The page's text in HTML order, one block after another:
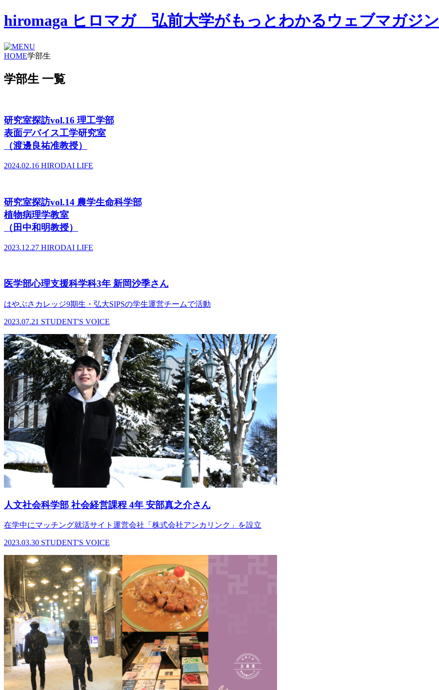
hiromaga ヒロマガ 弘前大学がもっとわかるウェブマガジン
HOME学部生
学部生 一覧
研究室探訪vol.16 理工学部
表面デバイス工学研究室
（渡邊良祐准教授）
2024.02.16 HIRODAI LIFE
研究室探訪vol.14 農学生命科学部
植物病理学教室
（田中和明教授）
2023.12.27 HIRODAI LIFE
医学部心理支援科学科3年 新岡沙季さん
はやぶさカレッジ9期生・弘大SIPSの学生運営チームで活動
2023.07.21 STUDENT'S VOICE
人文社会科学部 社会経営課程 4年 安部真之介さん
在学中にマッチング就活サイト運営会社「株式会社アンカリンク」を設立
2023.03.30 STUDENT'S VOICE